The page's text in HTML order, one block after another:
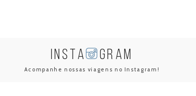
INSTA GRAM
Acompanhe nossas viagens no Instagram!